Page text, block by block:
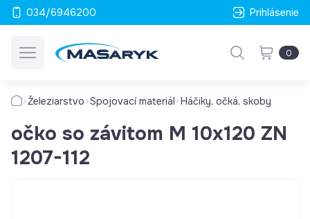
034/6946200 Prihlásenie
0
Železiarstvo Spojovací materiál Háčiky, očká, skoby
očko so závitom M 10x120 ZN
1207-112